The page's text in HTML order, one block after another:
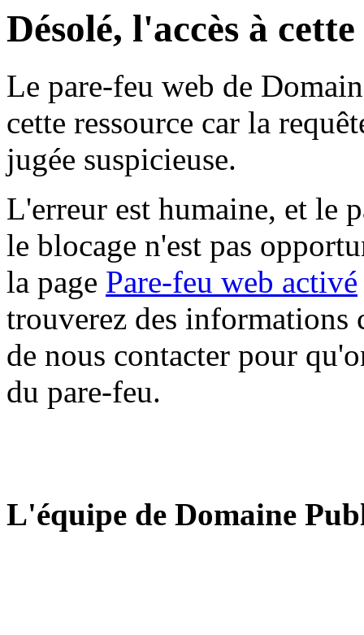
Désolé, l'accès à
Le pare-feu web de
cette ressource car la
jugée suspicieuse.
L'erreur est humaine, et le
le blocage n'est pas
la page Pare-feu web activé
trouverez des informations
de nous contacter pour
du pare-feu.
L'équipe de Domaine